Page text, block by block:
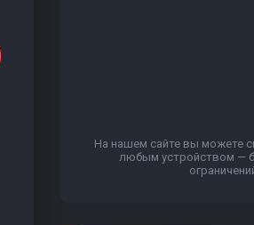
На нашем сайте вы можете
любым устройством —